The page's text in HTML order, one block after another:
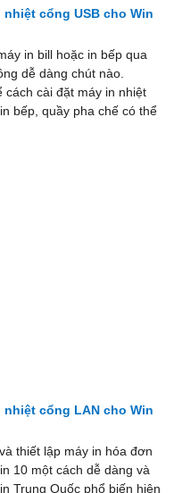
cổng USB cho Win
in bill hoặc in bếp qua
dễ dàng chút nào.
cách cài đặt máy in nhiệt
bếp, quầy pha chế có thể
cổng LAN cho Win
thiết lập máy in hóa đơn
10 một cách dễ dàng và
Trung Quốc phổ biến hiện